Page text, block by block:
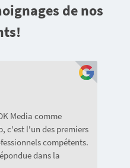
de nos
Media comme
c'est l'un des premiers
compétents.
dans la